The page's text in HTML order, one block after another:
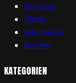
Reviews
Filme
Interviews
Bücher
KATEGORIEN